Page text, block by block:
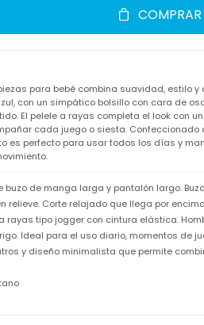
COMPRAR
para bebé combina suavidad, estilo
con un simpático bolsillo con cara de
El pelele a rayas completa el look con
cada juego o siesta. Confeccionado
es perfecto para usar todos los días y
buzo de manga larga y pantalón largo.
relieve. Corte relajado que llega por
rayas tipo jogger con cintura elástica.
Ideal para el uso diario, momentos de
y diseño minimalista que permite